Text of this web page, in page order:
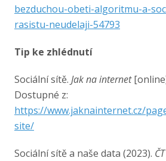
bezduchou-obeti-algoritmu-a-
rasistu-neudelaji-54793
Tip ke zhlédnutí
Sociální sítě. Jak na internet
Dostupné z:
https://www.jaknainternet.cz/
site/
Sociální sítě a naše data (2023).